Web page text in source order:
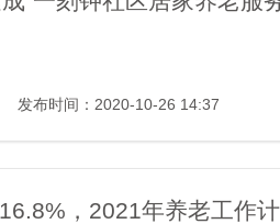
发布时间：2020-10-26 14:37
，2021年养老工作